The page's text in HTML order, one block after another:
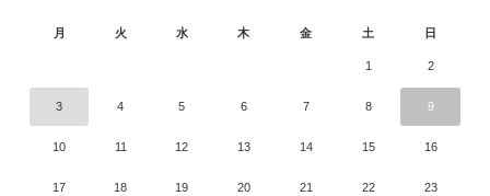
月 火 水 木 金 土 日
1 2
3 4 5 6 7 8 9
10 11 12 13 14 15 16
17 18 19 20 21 22 23